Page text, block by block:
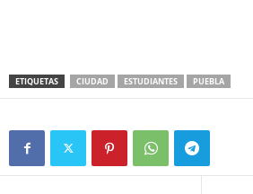
ETIQUETAS CIUDAD ESTUDIANTES PUEBLA